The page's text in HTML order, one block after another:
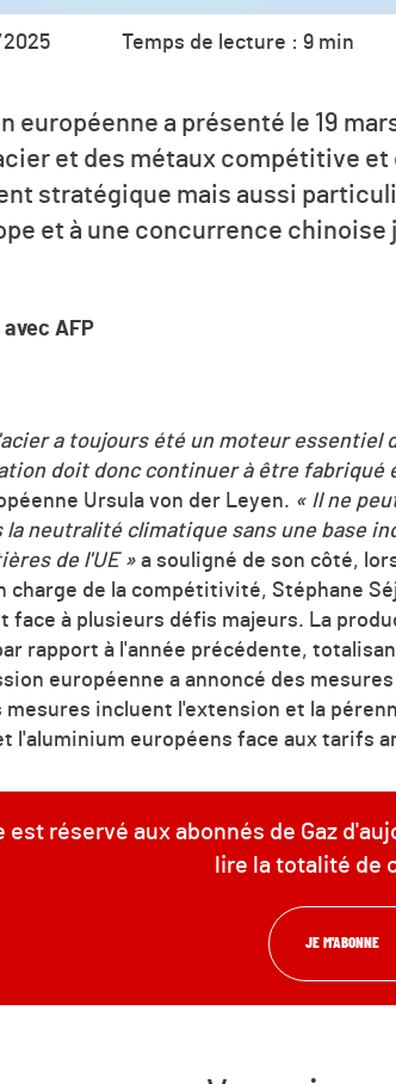
Temps de lecture : 9 min
européenne a présenté le 19
et des métaux compétitive et
stratégique mais aussi
et à une concurrence
AFP
a toujours été un moteur essentiel
doit donc continuer à être fabriqué
Ursula von der Leyen. « Il ne
la neutralité climatique sans une base
de l'UE » a souligné de son côté,
charge de la compétitivité, Stéphane
face à plusieurs défis majeurs. La
rapport à l'année précédente,
européenne a annoncé des
mesures incluent l'extension et la
l'aluminium européens face aux tarifs
est réservé aux abonnés de Gaz
lire la totalité de
JE M'ABONNE